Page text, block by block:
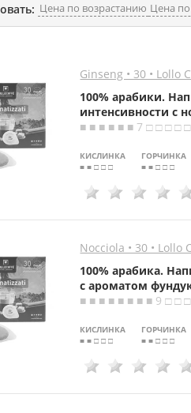
Цена по возрастанию Цена
Ginseng • 30 • Lollo
100% арабики.
интенсивности с
■ ■ ■ ■ ■ ■ 7 □ □ □ □
КИСЛИНКА
■ ■ □ □ □
ГОРЧИНКА
■ ■ □ □ □
Nocciola • 30 • Lollo
100% арабика.
с ароматом
■ ■ ■ ■ ■ ■ ■ ■ 9 □ □
КИСЛИНКА
■ ■ □ □ □
ГОРЧИНКА
■ ■ □ □ □